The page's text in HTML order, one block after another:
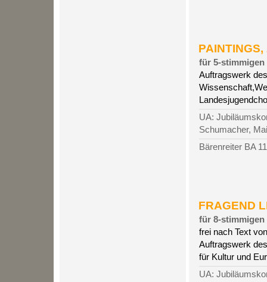
für 5-stimmigen
Auftragswerk
UA:
Schumacher,
Bärenreiter BA
FRAGEND
für 8-stimmigen
frei nach Text
Auftragswerk
für Kultur und
UA: